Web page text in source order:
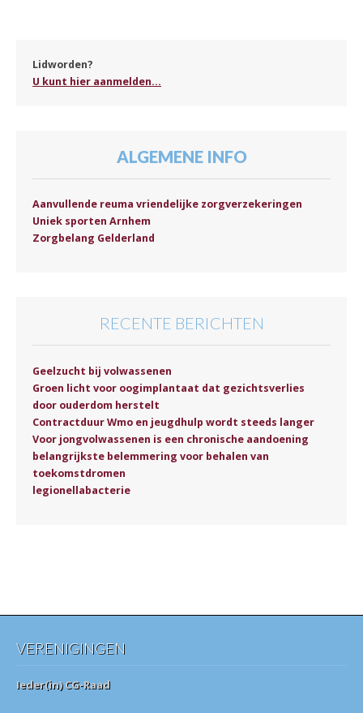
Lidworden?
U kunt hier aanmelden...
ALGEMENE INFO
Aanvullende reuma vriendelijke zorgverzekeringen
Uniek sporten Arnhem
Zorgbelang Gelderland
RECENTE BERICHTEN
Geelzucht bij volwassenen
Groen licht voor oogimplantaat dat gezichtsverlies
door ouderdom herstelt
Contractduur Wmo en jeugdhulp wordt steeds langer
Voor jongvolwassenen is een chronische aandoening
belangrijkste belemmering voor behalen van
toekomstdromen
legionellabacterie
VERENIGINGEN
Ieder(in) CG-Raad